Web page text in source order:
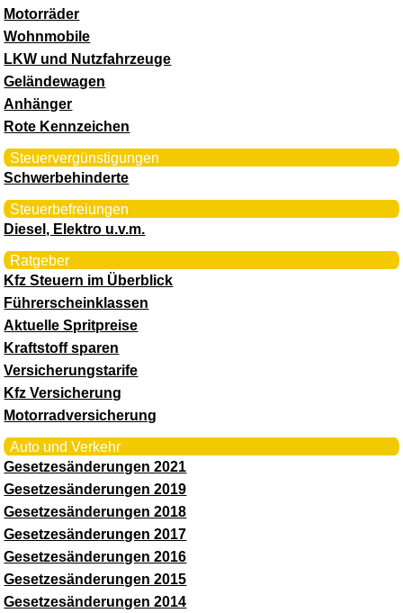
Motorräder
Wohnmobile
LKW und Nutzfahrzeuge
Geländewagen
Anhänger
Rote Kennzeichen
Steuervergünstigungen
Schwerbehinderte
Steuerbefreiungen
Diesel, Elektro u.v.m.
Ratgeber
Kfz Steuern im Überblick
Führerscheinklassen
Aktuelle Spritpreise
Kraftstoff sparen
Versicherungstarife
Kfz Versicherung
Motorradversicherung
Auto und Verkehr
Gesetzesänderungen 2021
Gesetzesänderungen 2019
Gesetzesänderungen 2018
Gesetzesänderungen 2017
Gesetzesänderungen 2016
Gesetzesänderungen 2015
Gesetzesänderungen 2014